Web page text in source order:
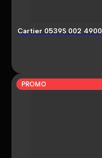
Cartier 0539S 002 4900
PROMO